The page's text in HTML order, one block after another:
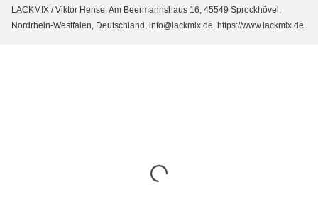
LACKMIX / Viktor Hense, Am Beermannshaus 16, 45549 Sprockhövel,
Nordrhein-Westfalen, Deutschland, info@lackmix.de, https://www.lackmix.de